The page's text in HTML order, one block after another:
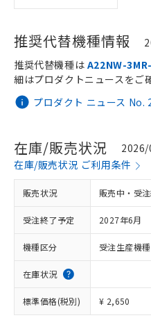
推奨代替機種情報
プロダクト ニュース No.
推奨代替機種は A22NW-
細はプロダクトニュースをご
在庫/販売状況
2026/
在庫/販売状況 ご利用条件
販売状況 販売中・受
受注終了予定 2027年6月
機種区分 受注生産機種
在庫状況
標準価格(税別) ¥ 2,650